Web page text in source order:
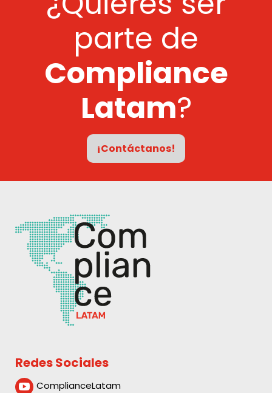
parte de
Compliance
Latam?
¡Contáctanos!
Redes Sociales
 ComplianceLatam